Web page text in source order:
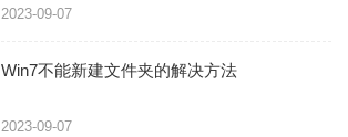
2023-09-07
Win7不能新建文件夹的解决方法
2023-09-07